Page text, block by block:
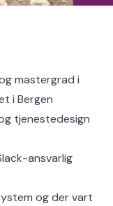
mastergrad i
i Bergen
tjenestedesign
ansvarlig
og der vart